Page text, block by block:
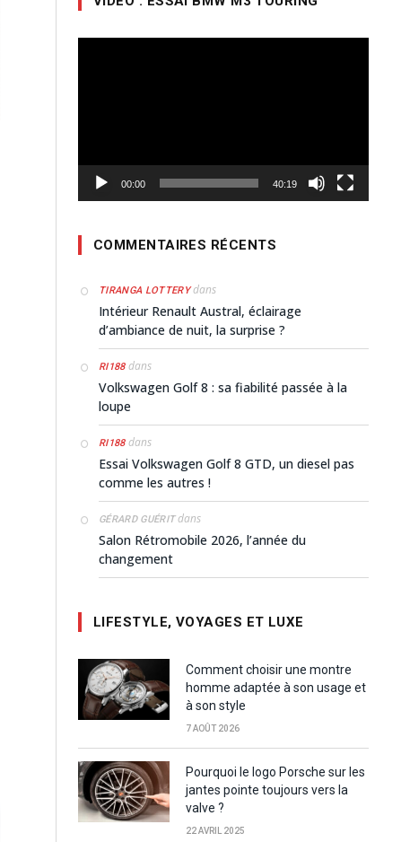
00:00 40:19
COMMENTAIRES RÉCENTS
TIRANGA LOTTERYdans
Intérieur Renault Austral, éclairage
d’ambiance de nuit, la surprise ?
RI188dans
Volkswagen Golf 8 : sa fiabilité passée à la
loupe
RI188dans
Essai Volkswagen Golf 8 GTD, un diesel pas
comme les autres !
GÉRARD GUÉRITdans
Salon Rétromobile 2026, l’année du
changement
LIFESTYLE, VOYAGES ET LUXE
Comment choisir une montre
homme adaptée à son usage et
à son style
7 AOÛT 2026
Pourquoi le logo Porsche sur les
jantes pointe toujours vers la
valve ?
22 AVRIL 2025